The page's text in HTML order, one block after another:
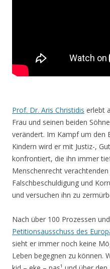
Prof. Dr. Aris Christidis erlebt
Frau und seinen beiden
verändert. Im Kampf um den
Kindern wird er mit Justiz-,
konfrontiert, die ihn immer
Menschenrecht verachtenden
Falschbeschuldigung und
und versuchen ihn zu
Nach über 100 Prozessen
Petitionsausschuss des
sieht er immer noch keine
Leben begegnen zu können.